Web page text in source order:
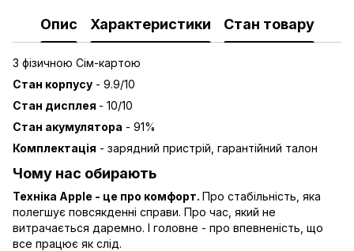
Опис Характеристики Стан товару
З фізичною Сім-картою
Стан корпусу - 9.9/10
Стан дисплея - 10/10
Стан акумулятора - 91%
Комплектація - зарядний пристрій, гарантійний талон
Чому нас обирають
Техніка Apple - це про комфорт. Про стабільність, яка
полегшує повсякденні справи. Про час, який не
витрачається даремно. І головне - про впевненість, що
все працює як слід.